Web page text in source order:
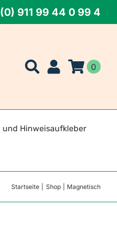
911 99 44 0 99 4
0
und Hinweisaufkleber
Startseite Shop Magnetisch